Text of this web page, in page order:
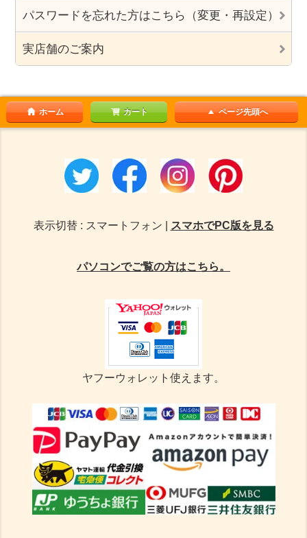
パスワードを忘れた方はこちら（変更・再設定）
実店舗のご案内
ホーム カート ページ先頭へ
表示切替 : スマートフォン | スマホでPC版を見る
パソコンでご覧の方はこちら。
ヤフーウォレット使えます。